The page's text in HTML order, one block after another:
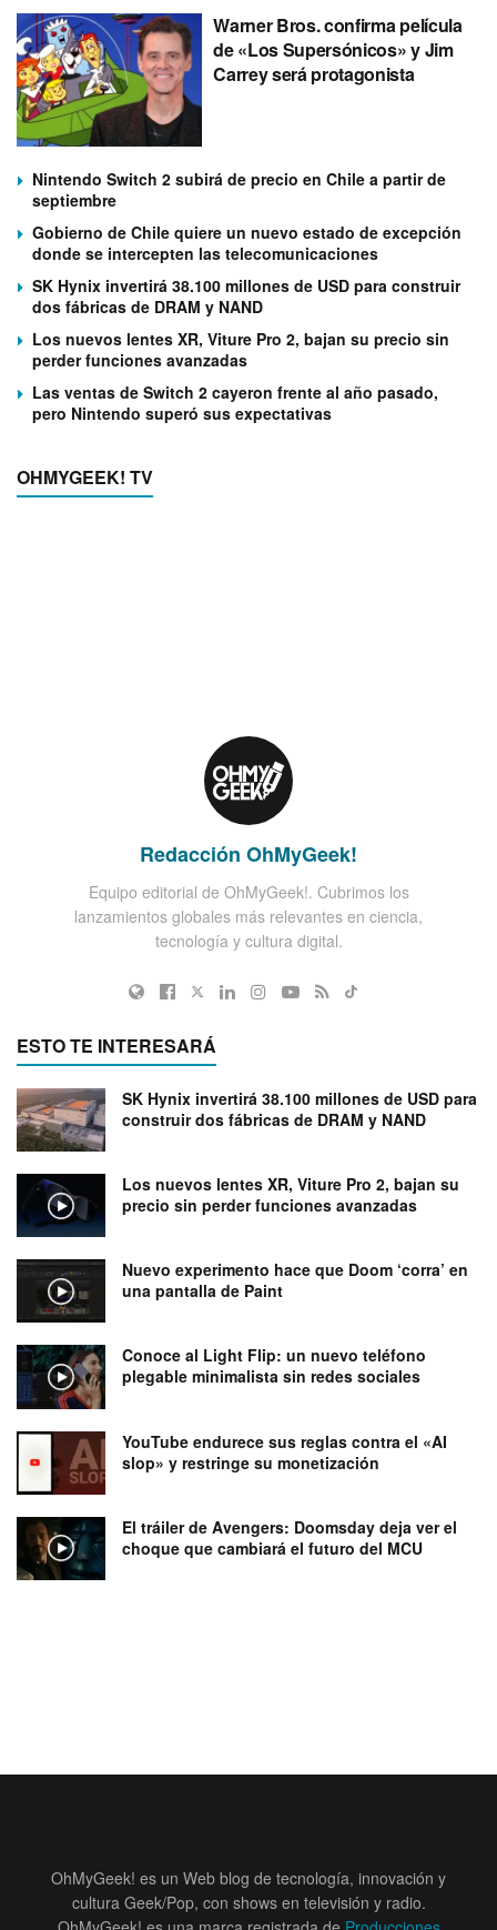
Warner Bros. confirma película
de «Los Supersónicos» y Jim
Carrey será protagonista
Nintendo Switch 2 subirá de precio en Chile a partir de
septiembre
Gobierno de Chile quiere un nuevo estado de excepción
donde se intercepten las telecomunicaciones
SK Hynix invertirá 38.100 millones de USD para construir
dos fábricas de DRAM y NAND
Los nuevos lentes XR, Viture Pro 2, bajan su precio sin
perder funciones avanzadas
Las ventas de Switch 2 cayeron frente al año pasado,
pero Nintendo superó sus expectativas
OHMYGEEK! TV
Redacción OhMyGeek!
Equipo editorial de OhMyGeek!. Cubrimos los
lanzamientos globales más relevantes en ciencia,
tecnología y cultura digital.
ESTO TE INTERESARÁ
SK Hynix invertirá 38.100 millones de USD para
construir dos fábricas de DRAM y NAND
Los nuevos lentes XR, Viture Pro 2, bajan su
precio sin perder funciones avanzadas
Nuevo experimento hace que Doom ‘corra’ en
una pantalla de Paint
Conoce al Light Flip: un nuevo teléfono
plegable minimalista sin redes sociales
YouTube endurece sus reglas contra el «AI
slop» y restringe su monetización
El tráiler de Avengers: Doomsday deja ver el
choque que cambiará el futuro del MCU
OhMyGeek! es un Web blog de tecnología, innovación y
cultura Geek/Pop, con shows en televisión y radio.